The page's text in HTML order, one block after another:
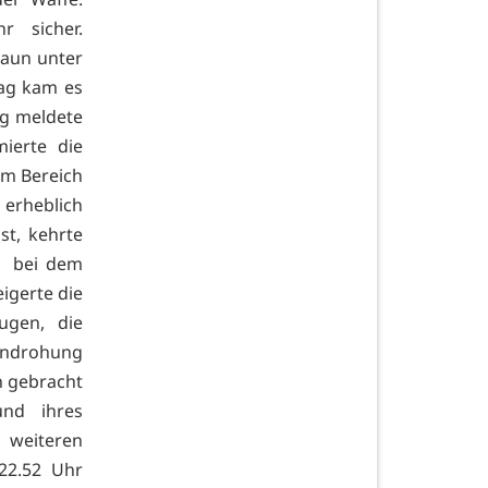
sicher.
unter
kam es
meldete
die
Bereich
kehrte
bei dem
die
die
gebracht
ihres
weiteren
Uhr